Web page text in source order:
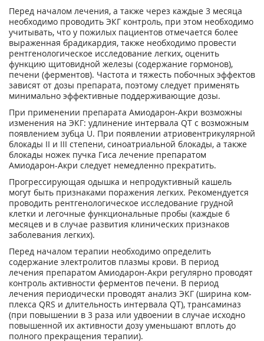
Перед началом лечения, а также через каждые 3 месяца
необходимо проводить ЭКГ кон­троль, при этом необходимо
учитывать, что у пожилых пациентов отмечается более
выра­женная брадикардия, также необходимо провести
рентгенологическое исследование лег­ких, оценить
функцию щитовидной железы (содержание гормонов),
печени (ферментов). Частота и тяжесть побочных эффектов
зависят от дозы препарата, поэтому следует приме­нять
минимально эффективные поддерживающие дозы.
При применении препарата Амиодарон-Акри возможны
изменения на ЭКГ: удлинение ин­тервала QT с возможным
появлением зубца U. При появлении атриовентрикулярной
блока­ды II и III степени, синоатриальной блокады, а также
блокады ножек пучка Гиса лечение препаратом
Амиодарон-Акри следует немедленно прекратить.
Прогрессирующая одышка и непродуктивный кашель
могут быть признаками поражения легких. Рекомендуется
проводить рентгенологическое исследование грудной
клетки и ле­гочные функциональные пробы (каждые 6
месяцев и в случае развития клинических при­знаков
заболевания легких).
Перед началом терапии необходимо определить
содержание электролитов плазмы крови. В период
лечения препаратом Амиодарон-Акри регулярно проводят
контроль активности ферментов печени. В период
лечения периодически проводят анализ ЭКГ (ширина ком­
плекса QRS и длительность интервала QT), трансаминаз
(при повышении в 3 раза или уд­воении в случае исходно
повышенной их активности дозу уменьшают вплоть до
полного прекращения терапии).